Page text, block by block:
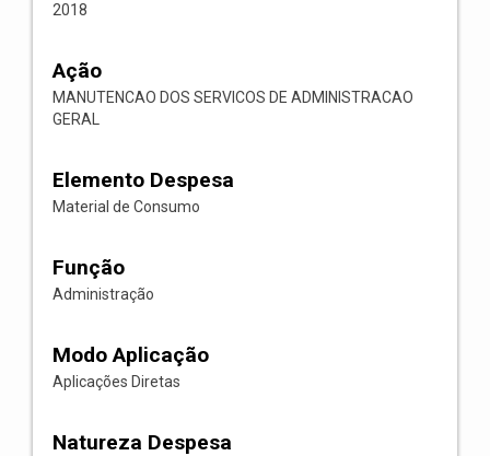
2018
Ação
MANUTENCAO DOS SERVICOS DE ADMINISTRACAO
GERAL
Elemento Despesa
Material de Consumo
Função
Administração
Modo Aplicação
Aplicações Diretas
Natureza Despesa